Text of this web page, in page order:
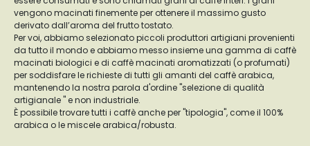
vengono macinati finemente per ottenere il massimo gusto
derivato dall’aroma del frutto tostato.
Per voi, abbiamo selezionato piccoli produttori artigiani provenienti
da tutto il mondo e abbiamo messo insieme una gamma di caffè
macinati biologici e di caffè macinati aromatizzati (o profumati)
per soddisfare le richieste di tutti gli amanti del caffè arabica,
mantenendo la nostra parola d'ordine "selezione di qualità
artigianale " e non industriale.
È possibile trovare tutti i caffè anche per "tipologia", come il 100%
arabica o le miscele arabica/robusta.